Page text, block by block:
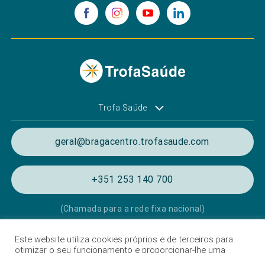
Trofa Saúde
geral@bragacentro.trofasaude.com
+351 253 140 700
(Chamada para a rede fixa nacional)
Política de Privacidade e de Cookies
Este website utiliza cookies próprios e de terceiros para
otimizar o seu funcionamento e proporcionar-lhe uma